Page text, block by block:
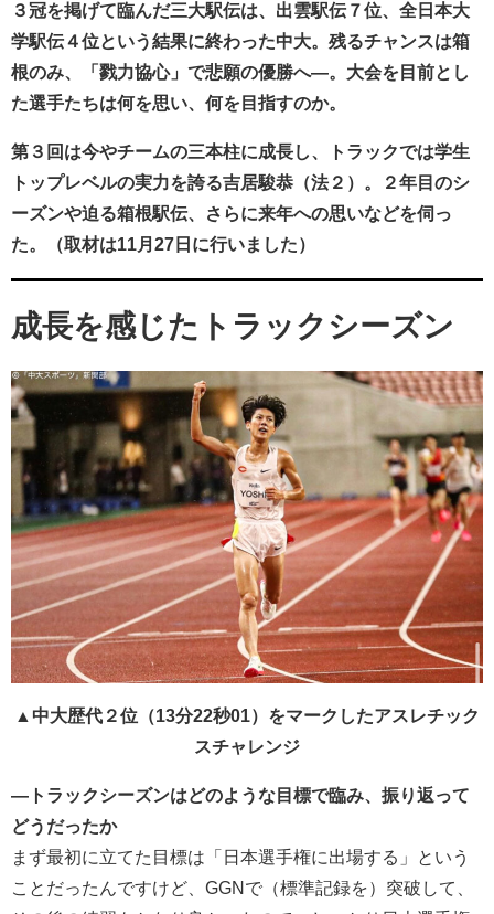
３冠を掲げて臨んだ三大駅伝は、出雲駅伝７位、全日本大
学駅伝４位という結果に終わった中大。残るチャンスは箱
根のみ、「戮力協心」で悲願の優勝へ―。大会を目前とし
た選手たちは何を思い、何を目指すのか。
第３回は今やチームの三本柱に成長し、トラックでは学生
トップレベルの実力を誇る吉居駿恭（法２）。２年目のシ
ーズンや迫る箱根駅伝、さらに来年への思いなどを伺っ
た。
（取材は11月27日に行いました）
成長を感じたトラックシーズン
▲中大歴代２位（13分22秒01）をマークしたアスレチック
スチャレンジ
―トラックシーズンはどのような目標で臨み、振り返って
どうだったか
まず最初に立てた目標は「日本選手権に出場する」という
ことだったんですけど、GGNで（標準記録を）突破して、